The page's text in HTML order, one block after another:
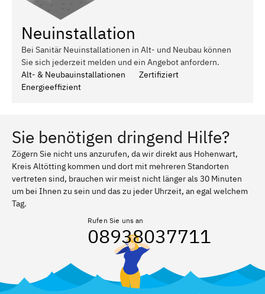
Neuinstallation
Bei Sanitär Neuinstallationen in Alt- und Neubau können
Sie sich jederzeit melden und ein Angebot anfordern.
Alt- & Neubauinstallationen
Zertifiziert
Energieeffizient
Sie benötigen dringend Hilfe?
Zögern Sie nicht uns anzurufen, da wir direkt aus Hohenwart,
Kreis Altötting kommen und dort mit mehreren Standorten
vertreten sind, brauchen wir meist nicht länger als 30 Minuten
um bei Ihnen zu sein und das zu jeder Uhrzeit, an egal welchem
Tag.
Rufen Sie uns an
08938037711